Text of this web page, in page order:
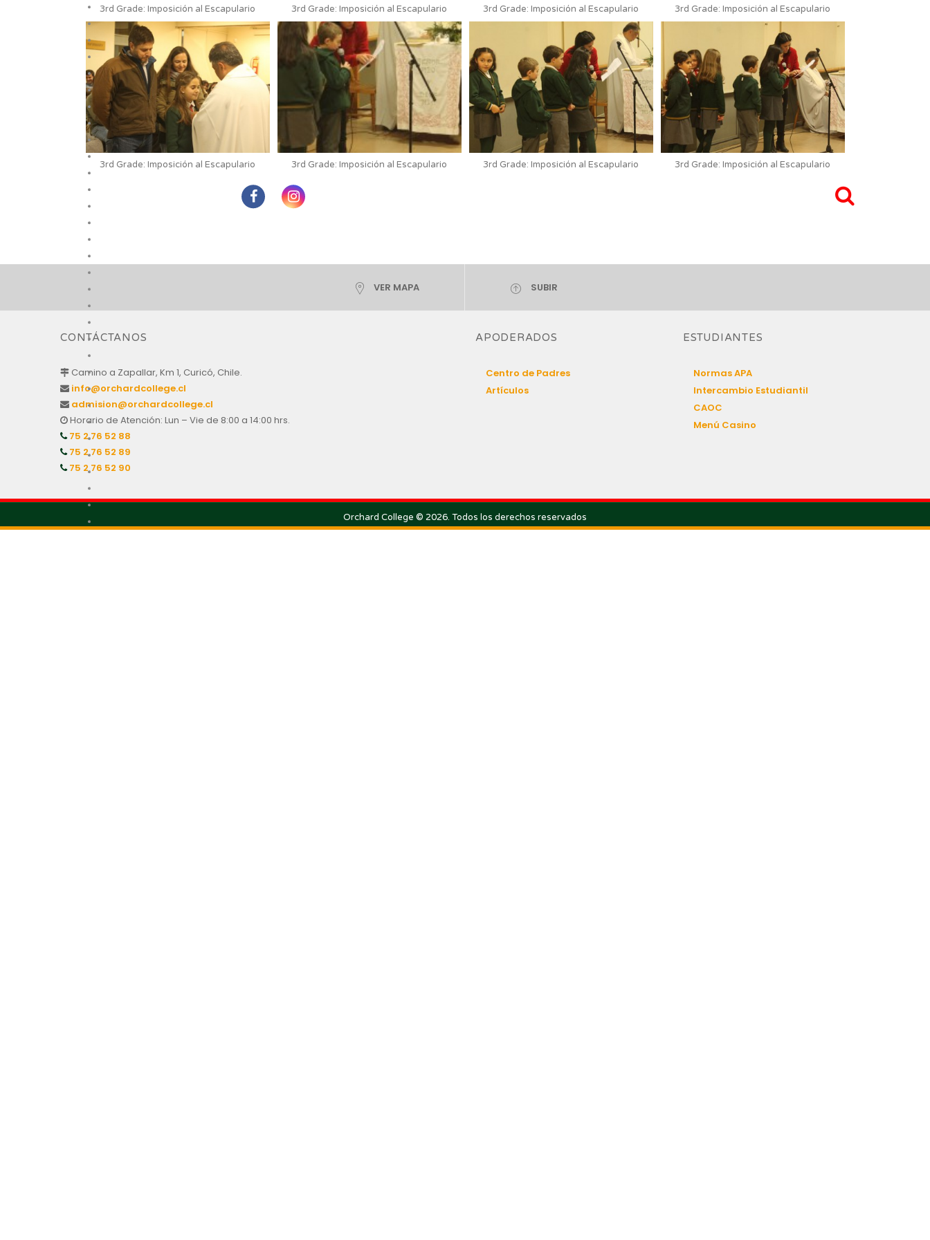
3rd Grade: Imposición al Escapulario 3rd Grade: Imposición al Escapulario 3rd Grade: Imposición al Escapulario 3rd Grade: Imposición al Escapulario
3rd Grade: Imposición al Escapulario 3rd Grade: Imposición al Escapulario 3rd Grade: Imposición al Escapulario 3rd Grade: Imposición al Escapulario
VER MAPA SUBIR
CONTÁCTANOS
Camino a Zapallar, Km 1, Curicó, Chile.
info@orchardcollege.cl
admision@orchardcollege.cl
Horario de Atención: Lun – Vie de 8:00 a 14:00 hrs.
75 2 76 52 88
75 2 76 52 89
75 2 76 52 90
APODERADOS
Centro de Padres
Artículos
ESTUDIANTES
Normas APA
Intercambio Estudiantil
CAOC
Menú Casino
Orchard College © 2026. Todos los derechos reservados